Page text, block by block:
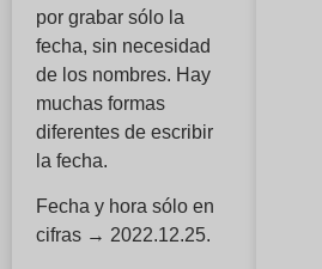
por grabar sólo la
fecha, sin necesidad
de los nombres. Hay
muchas formas
diferentes de escribir
la fecha.
Fecha y hora sólo en
cifras → 2022.12.25.